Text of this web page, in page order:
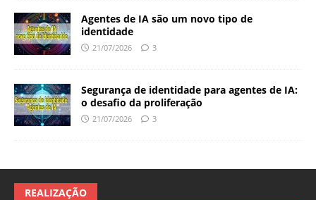
Agentes de IA são um novo tipo de
identidade
21/07/2026 3
Segurança de identidade para agentes de IA:
o desafio da proliferação
21/07/2026 3
REALIZAÇÃO